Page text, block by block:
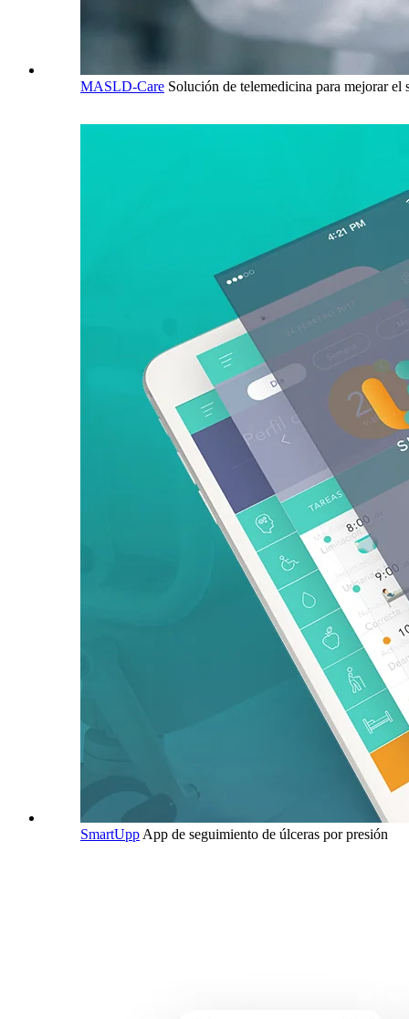
MASLD-Care Solución de telemedicina para mejorar
SmartUppApp de seguimiento de úlceras por presión